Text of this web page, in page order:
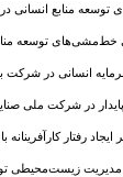
انسانی در صنعت
توسعه منابع
در شرکت
شرکت ملی صنایع
رفتار
تولید پاک‌